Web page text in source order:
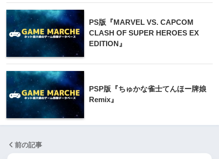
PS版『MARVEL VS. CAPCOM
CLASH OF SUPER HEROES EX
EDITION』
PSP版『ちゅかな雀士てんほー牌娘
Remix』
前の記事